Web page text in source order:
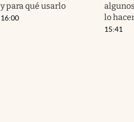
y para qué usarlo
16:00
lo
15:41